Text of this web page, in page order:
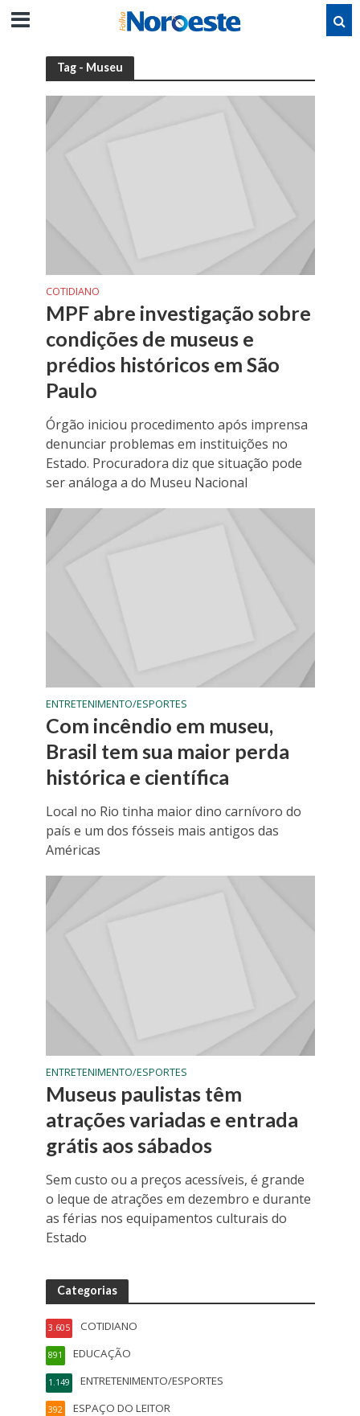
Tag - Museu
COTIDIANO
MPF abre investigação sobre
condições de museus e
prédios históricos em São
Paulo
Órgão iniciou procedimento após imprensa
denunciar problemas em instituições no
Estado. Procuradora diz que situação pode
ser análoga a do Museu Nacional
ENTRETENIMENTO/ESPORTES
Com incêndio em museu,
Brasil tem sua maior perda
histórica e científica
Local no Rio tinha maior dino carnívoro do
país e um dos fósseis mais antigos das
Américas
ENTRETENIMENTO/ESPORTES
Museus paulistas têm
atrações variadas e entrada
grátis aos sábados
Sem custo ou a preços acessíveis, é grande
o leque de atrações em dezembro e durante
as férias nos equipamentos culturais do
Estado
Categorias
COTIDIANO
3.605
EDUCAÇÃO
891
ENTRETENIMENTO/ESPORTES
1.149
ESPAÇO DO LEITOR
392